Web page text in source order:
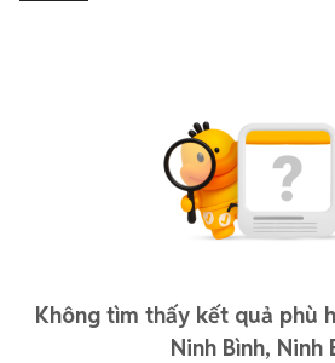
Không tìm thấy kết quả phù
Ninh Bình, Ninh